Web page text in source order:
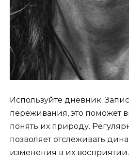
Используйте дневник.
переживания, это поможет
понять их природу.
позволяет отслеживать
изменения в их восприятии.